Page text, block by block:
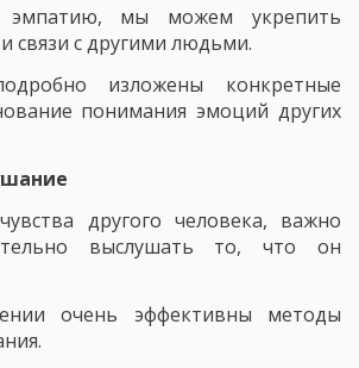
эмпатию, мы можем укрепить
связи с другими людьми.
изложены конкретные
понимания эмоций других
другого человека, важно
выслушать то, что он
очень эффективны методы